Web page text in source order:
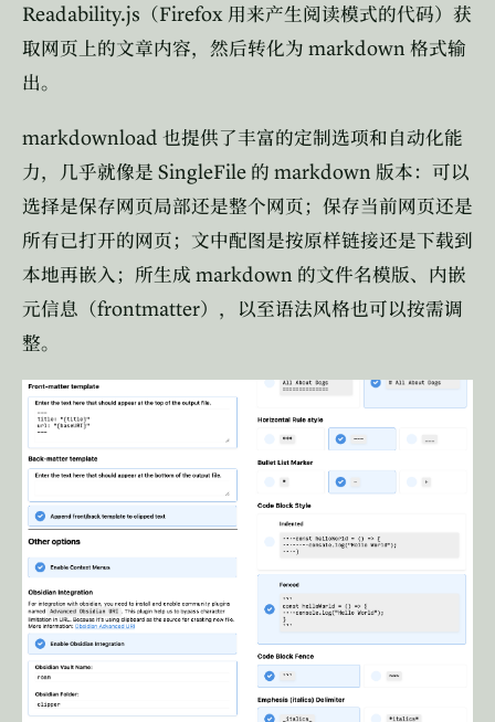
Readability.js （Firefox 用来产生阅读模式的代码）获
取网页上的文章内容，然后转化为 markdown 格式输
出。
markdownload 也提供了丰富的定制选项和自动化能
力，几乎就像是 SingleFile 的 markdown 版本：可以
选择是保存网页局部还是整个网页；保存当前网页还是
所有已打开的网页；文中配图是按原样链接还是下载到
本地再嵌入；所生成 markdown 的文件名模版、内嵌
元信息（frontmatter），以至语法风格也可以按需调
整。